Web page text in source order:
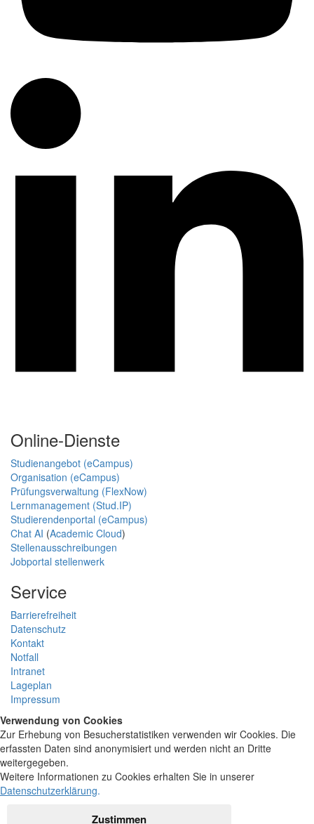
Online-Dienste
Studienangebot (eCampus)
Organisation (eCampus)
Prüfungsverwaltung (FlexNow)
Lernmanagement (Stud.IP)
Studierendenportal (eCampus)
Chat AI (Academic Cloud)
Stellenausschreibungen
Jobportal stellenwerk
Service
Barrierefreiheit
Datenschutz
Kontakt
Notfall
Intranet
Lageplan
Impressum
Verwendung von Cookies
Zur Erhebung von Besucherstatistiken verwenden wir Cookies. Die
erfassten Daten sind anonymisiert und werden nicht an Dritte
weitergegeben.
Weitere Informationen zu Cookies erhalten Sie in unserer
Datenschutzerklärung.
Zustimmen